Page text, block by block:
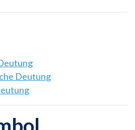
Deutung